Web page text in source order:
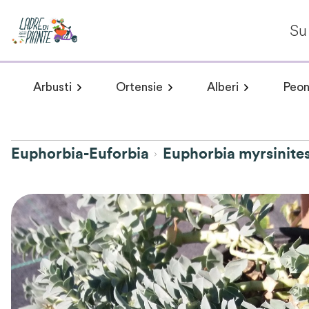
ArbustiArbusti a fioritura primaverile
Arbusti a
OrtensieHydrangea arborescens
Alberi Plumeria
Euphorbia-Euforbia Euphorbia